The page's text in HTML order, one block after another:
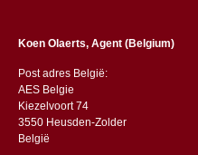
Koen Olaerts, Agent (Belgium)
Post adres België:
AES Belgie
Kiezelvoort 74
3550 Heusden-Zolder
België